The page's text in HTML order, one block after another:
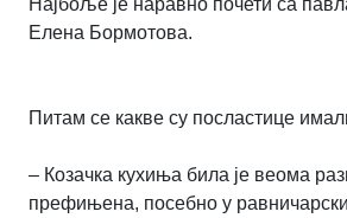
Елена Бормотова.
Питам се какве су посластице
– Козачка кухиња била је веома
префињена, посебно у